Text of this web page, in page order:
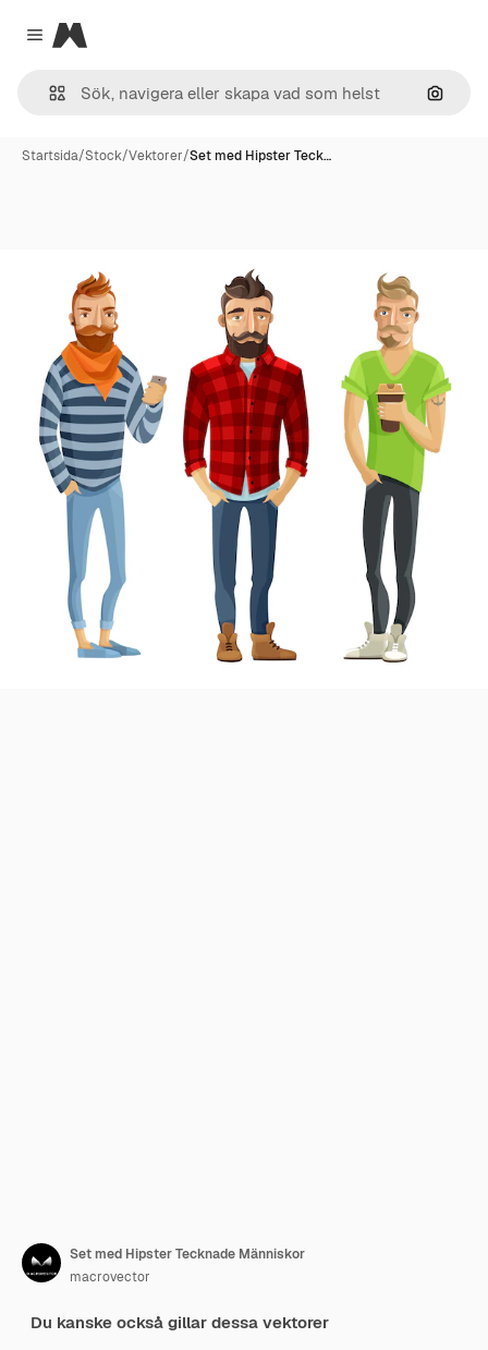
Close menu
Magnific
Sök
Startsida/Stock/Vektorer/Set med Hipster Teck…
Set med Hipster Tecknade Människor
macrovector
Du kanske också gillar dessa vektorer